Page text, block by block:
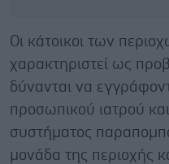
Oι κάτοικοι των
χαρακτηριστεί ως
δύνανται να
προσωπικού ιατρού
συστήματος
μονάδα της περιοχής